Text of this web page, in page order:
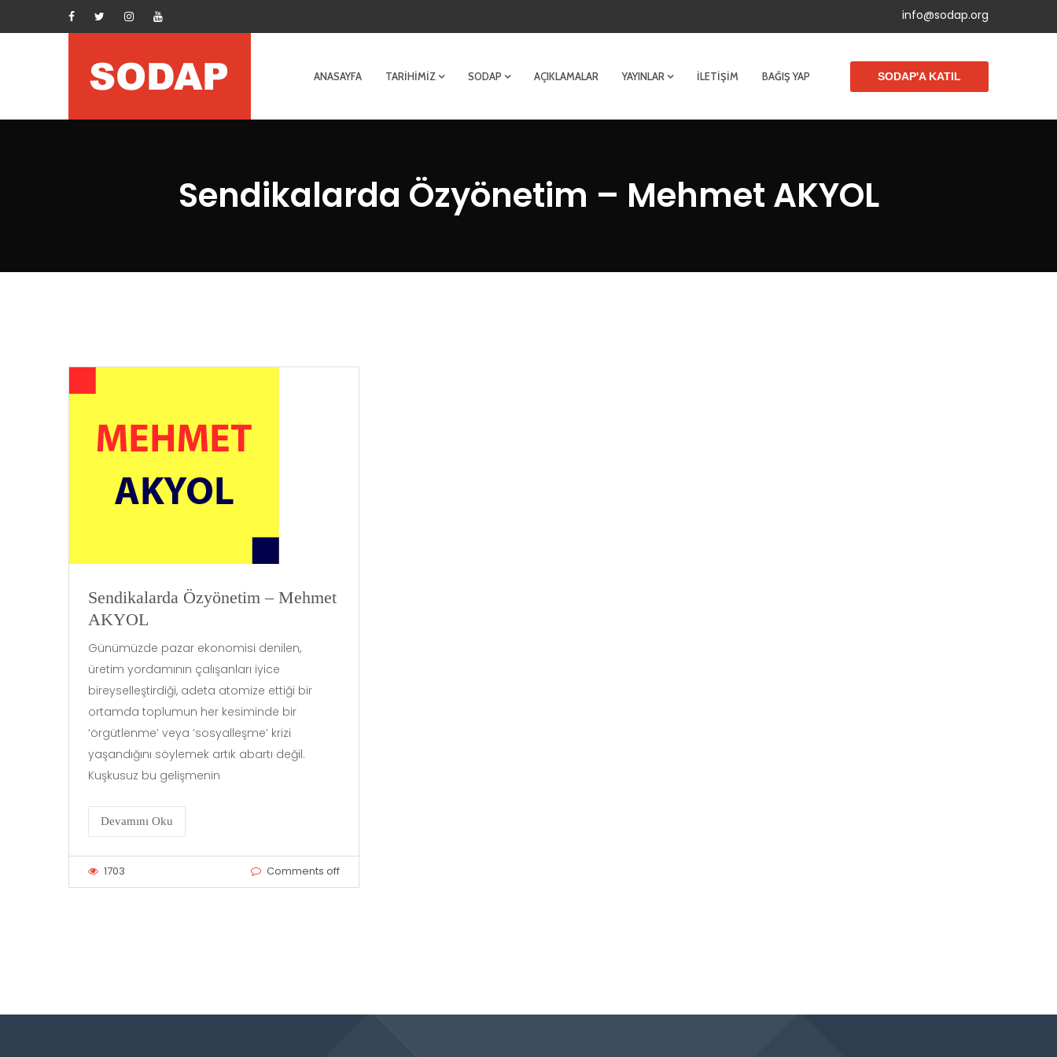
info@sodap.org
ANASAYFA TARIHIMIZ SODAP AÇIKLAMALAR YAYINLAR İLETIŞIM BAĞIŞ YAP SODAP'A KATIL
Sendikalarda Özyönetim – Mehmet AKYOL
Sendikalarda Özyönetim – Mehmet
AKYOL
Günümüzde pazar ekonomisi denilen,
üretim yordamının çalışanları iyice
bireyselleştirdiği, adeta atomize ettiği bir
ortamda toplumun her kesiminde bir
‘örgütlenme’ veya ‘sosyalleşme’ krizi
yaşandığını söylemek artık abartı değil.
Kuşkusuz bu gelişmenin
Devamını Oku
1703 Comments off